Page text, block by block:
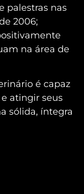
palestras nas
2006;
na área de
é capaz
atingir seus
sólida, íntegra